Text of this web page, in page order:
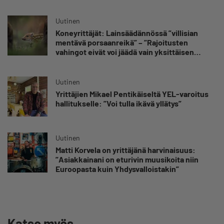
Uutinen
Koneyrittäjät: Lainsäädännössä ”villisian
mentävä porsaanreikä” – ”Rajoitusten
vahingot eivät voi jäädä vain yksittäisen
Uutinen
Yrittäjien Mikael Pentikäiseltä YEL-varoitus
hallitukselle: ”Voi tulla ikävä yllätys”
Uutinen
Matti Korvela on yrittäjänä harvinaisuus:
”Asiakkainani on eturivin muusikoita niin
Euroopasta kuin Yhdysvalloistakin”